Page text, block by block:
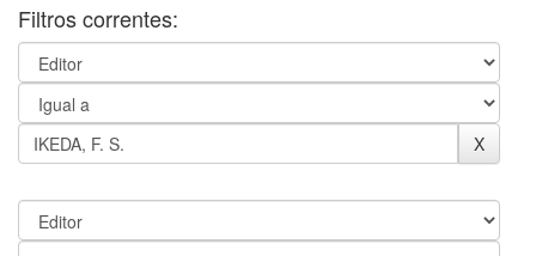
Filtros correntes: